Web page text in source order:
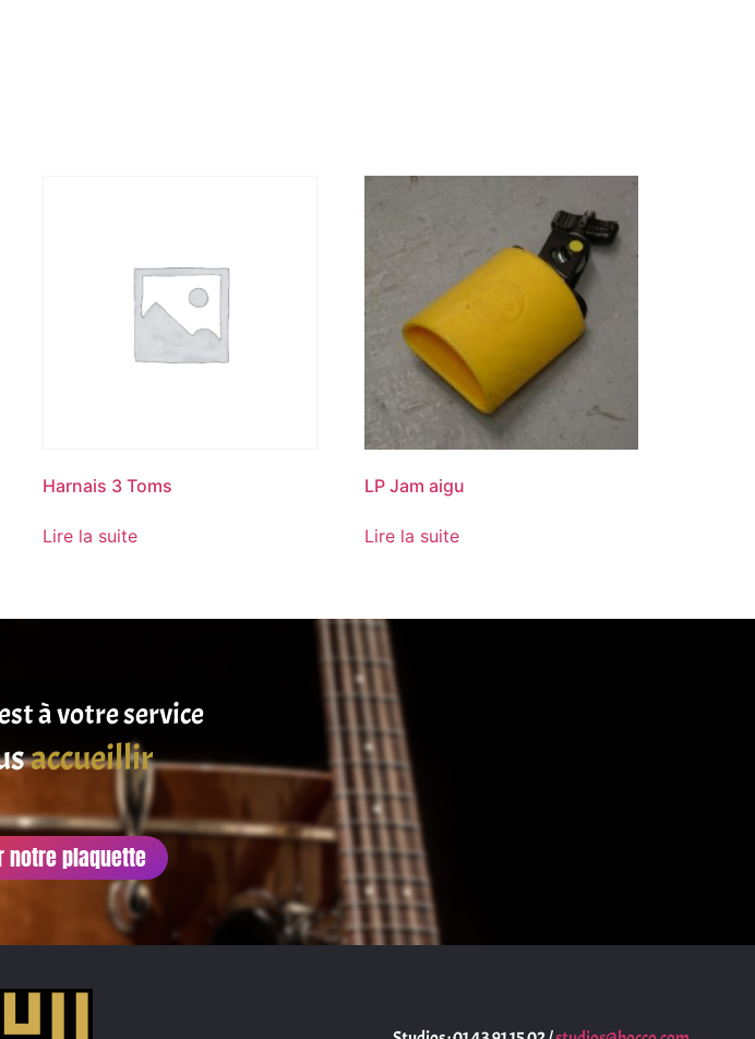
Harnais 3 Toms
Lire la suite
LP Jam aigu
Lire la suite
à votre service
accueillir
satisfaire
notre plaquette